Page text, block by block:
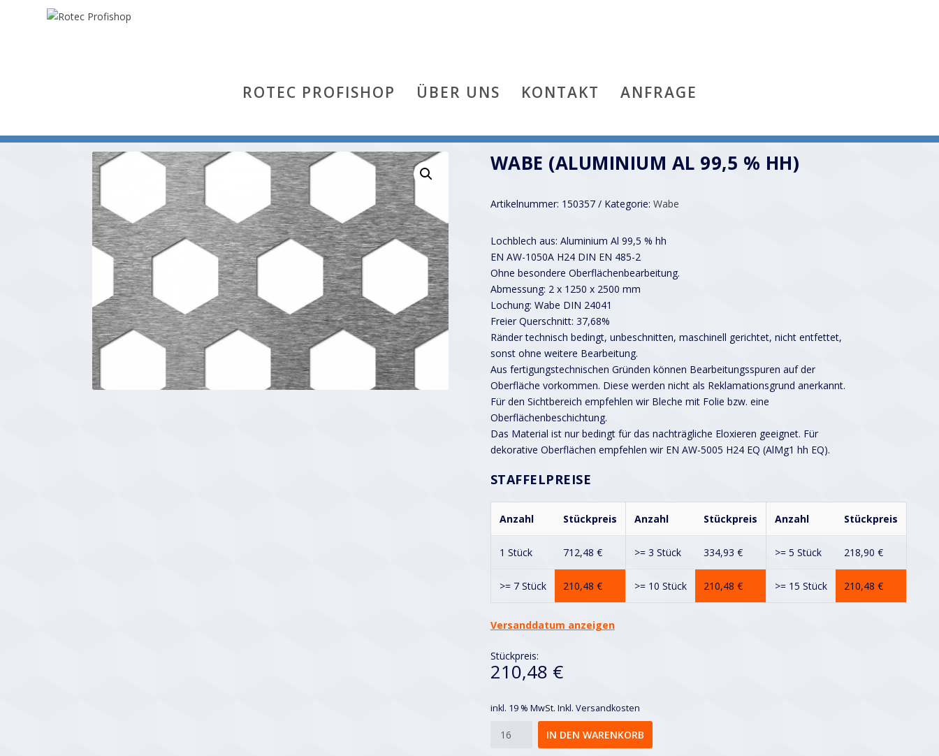
ROTEC PROFISHOP ÜBER UNS KONTAKT ANFRAGE
Start/Wabe/ Wabe (Aluminium Al 99,5 % hh)
WABE (ALUMINIUM AL 99,5 % HH)
Artikelnummer: 150357 Kategorie: Wabe
Lochblech aus: Aluminium Al 99,5 % hh
EN AW-1050A H24 DIN EN 485-2
Ohne besondere Oberflächenbearbeitung.
Abmessung: 2 x 1250 x 2500 mm
Lochung: Wabe DIN 24041
Freier Querschnitt: 37,68%
Ränder technisch bedingt, unbeschnitten, maschinell gerichtet, nicht entfettet,
sonst ohne weitere Bearbeitung.
Aus fertigungstechnischen Gründen können Bearbeitungsspuren auf der
Oberfläche vorkommen. Diese werden nicht als Reklamationsgrund anerkannt.
Für den Sichtbereich empfehlen wir Bleche mit Folie bzw. eine
Oberflächenbeschichtung.
Das Material ist nur bedingt für das nachträgliche Eloxieren geeignet. Für
dekorative Oberflächen empfehlen wir EN AW-5005 H24 EQ (AlMg1 hh EQ).
STAFFELPREISE
Anzahl Stückpreis Anzahl Stückpreis Anzahl Stückpreis
1 Stück 712,48 € >= 3 Stück 334,93 € >= 5 Stück 218,90 €
>= 7 Stück 210,48 € >= 10 Stück 210,48 € >= 15 Stück 210,48 €
Versanddatum anzeigen
Stückpreis:
210,48 €
inkl. 19 % MwSt. Inkl. Versandkosten
Wabe
IN DEN WARENKORB